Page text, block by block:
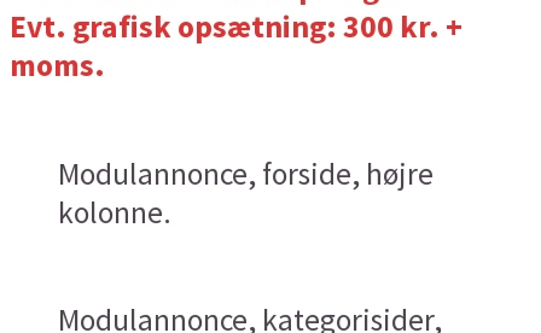
Evt. grafisk opsætning: 300 kr. +
moms.
Modulannonce, forside, højre
kolonne.
Modulannonce, kategorisider,